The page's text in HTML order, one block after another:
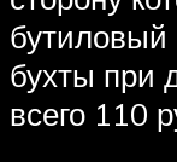
бутиловый
бухты при
всего 110